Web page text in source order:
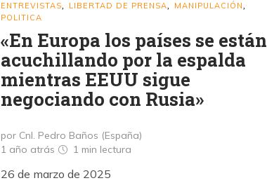
ENTREVISTAS LIBERTAD DE PRENSA MANIPULACIÓN
POLITICA
«En Europa los países se están
acuchillando por la espalda
mientras EEUU sigue
negociando con Rusia»
por Cnl. Pedro Baños (España)
1 año atrás
1 min lectura
26 de marzo de 2025